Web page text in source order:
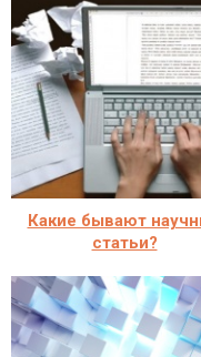
Какие бывают
статьи?